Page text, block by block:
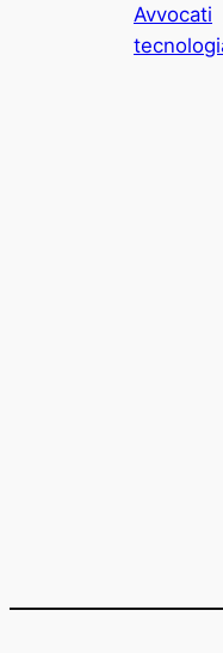
Avvocati